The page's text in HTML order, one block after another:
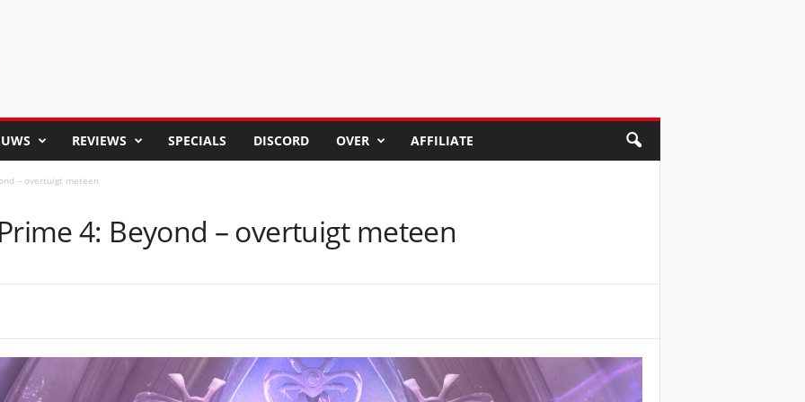
REVIEWS SPECIALS DISCORD OVER AFFILIATE
– overtuigt meteen
4: Beyond – overtuigt meteen